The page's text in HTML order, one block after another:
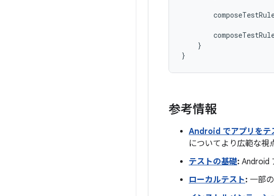
}
}
参考情報
Android でアプリをテ
についてより広範な視
テストの基礎: Android
ローカルテスト: 一部